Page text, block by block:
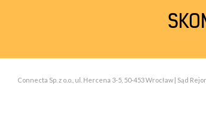
Connecta Sp. z o.o., ul. Hercena 3-5, 50-453 Wrocław | Sąd